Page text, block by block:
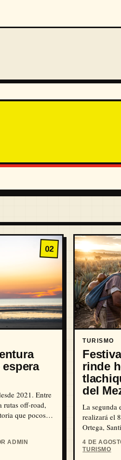
02
2021. Entre
rutas off-road,
que pocos
ADMIN
TURISMO
rinde
del
La segunda
realizará el
Ortega,
tlachiqueros.
4 DE
TURISMO